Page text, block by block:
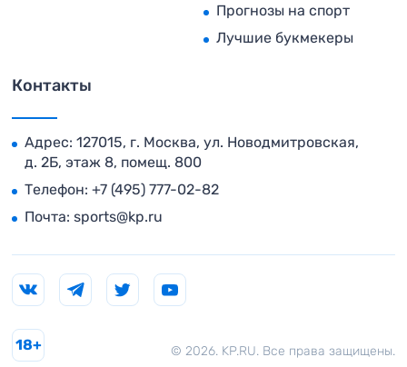
Прогнозы на спорт
Лучшие букмекеры
Контакты
Адрес: 127015, г. Москва, ул. Новодмитровская,
д. 2Б, этаж 8, помещ. 800
Телефон: +7 (495) 777-02-82
Почта: sports@kp.ru
© 2026. KP.RU. Все права защищены.
18+